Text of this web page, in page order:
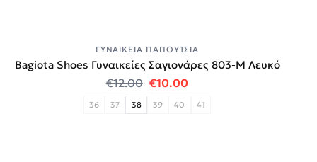
ΓΥΝΑΙΚΕΊΑ ΠΑΠΟΎΤΣΙΑ
Bagiota Shoes Γυναικείες Σαγιονάρες 803-Μ Λευκό
€12.00 Original price was: €12.00.
€10.00Η τρέχουσα τιμή
36 37 38 39 40 41